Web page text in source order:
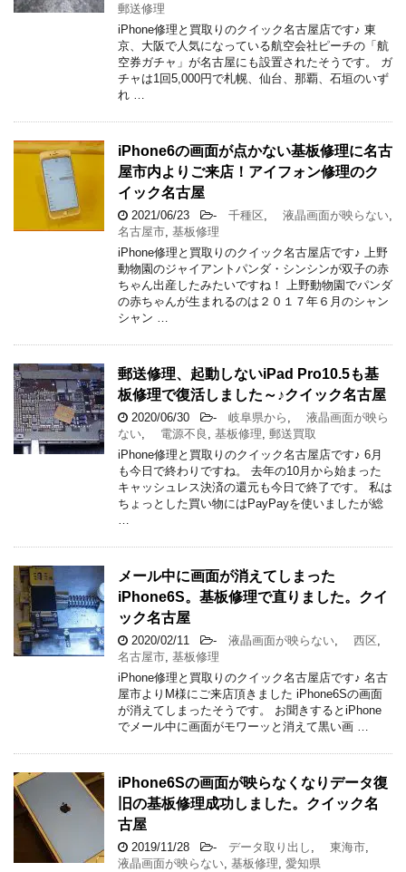
郵送修理
iPhone修理と買取りのクイック名古屋店です♪ 東
京、大阪で人気になっている航空会社ピーチの「航
空券ガチャ」が名古屋にも設置されたそうです。 ガ
チャは1回5,000円で札幌、仙台、那覇、石垣のいず
れ …
iPhone6の画面が点かない基板修理に名古
屋市内よりご来店！アイフォン修理のク
イック名古屋
2021/06/23 - 千種区 液晶画面が映らない
名古屋市 基板修理
iPhone修理と買取りのクイック名古屋店です♪ 上野
動物園のジャイアントパンダ・シンシンが双子の赤
ちゃん出産したみたいですね！ 上野動物園でパンダ
の赤ちゃんが生まれるのは２０１７年６月のシャン
シャン …
郵送修理、起動しないiPad Pro10.5も基
板修理で復活しました～♪クイック名古屋
2020/06/30 - 岐阜県から
液晶画面が映ら
ない
電源不良 基板修理 郵送買取
iPhone修理と買取りのクイック名古屋店です♪ 6月
も今日で終わりですね。 去年の10月から始まった
キャッシュレス決済の還元も今日で終了です。 私は
ちょっとした買い物にはPayPayを使いましたが総
メール中に画面が消えてしまった
iPhone6S。基板修理で直りました。クイ
ック名古屋
2020/02/11 - 液晶画面が映らない 西区
名古屋市 基板修理
iPhone修理と買取りのクイック名古屋店です♪ 名古
屋市よりM様にご来店頂きました iPhone6Sの画面
が消えてしまったそうです。 お聞きするとiPhone
でメール中に画面がモワーッと消えて黒い画 …
iPhone6Sの画面が映らなくなりデータ復
旧の基板修理成功しました。クイック名
古屋
2019/11/28 - データ取り出し 東海市
液晶画面が映らない 基板修理 愛知県